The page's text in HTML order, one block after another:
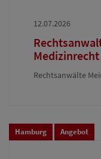
12.07.2026
Rechtsanwälte
Hamburg Angebot